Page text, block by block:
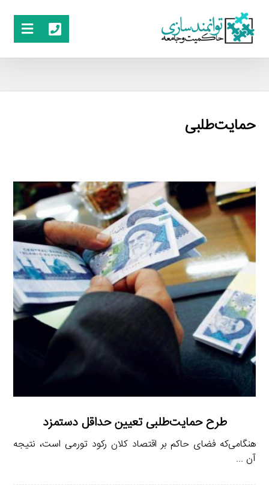
حمایت‌طلبی
طرح حمایت‌طلبی تعیین حداقل دستمزد
هنگامی‌که فضای حاکم بر اقتصاد کلان رکود تورمی است، نتیجه
آن ...